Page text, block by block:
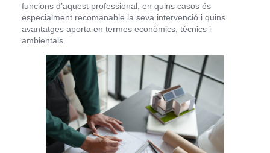
funcions d’aquest professional, en quins casos és
especialment recomanable la seva intervenció i quins
avantatges aporta en termes econòmics, tècnics i
ambientals.